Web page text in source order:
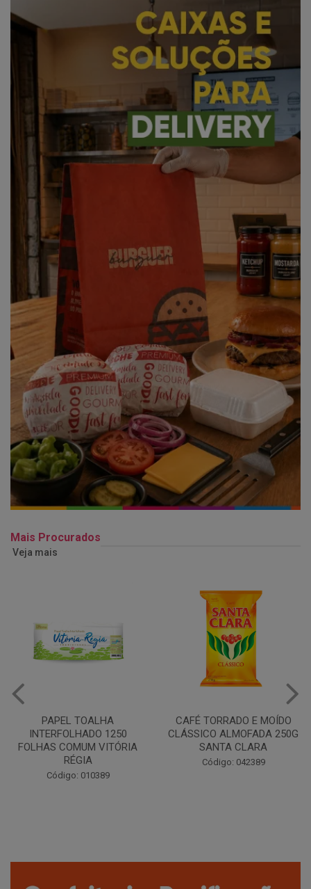
Mais Procurados
Veja mais
CAFÉ TORRADO E MOÍDO
CLÁSSICO ALMOFADA 250G
SANTA CLARA
Código: 042389
Copo Plástico Branco 180ml
Pacote c/100 - Cristalcopo
Código: 031413